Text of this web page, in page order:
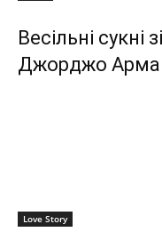
Весільні сукні
Джорджо
Love Story